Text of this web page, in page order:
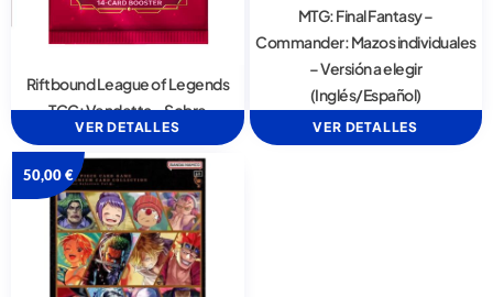
Riftbound League of Legends
TCG: Vendetta – Sobre
VER DETALLES
MTG: Final Fantasy –
Commander: Mazos individuales
– Versión a elegir
(Inglés/Español)
VER DETALLES
50,00€